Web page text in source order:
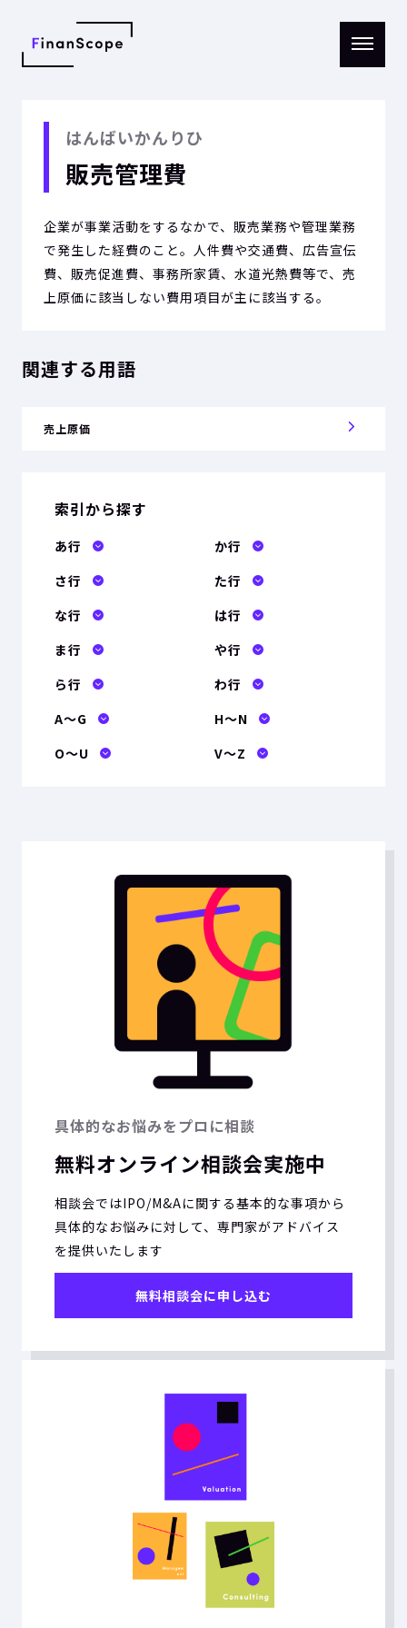
はんばいかんりひ
販売管理費
企業が事業活動をするなかで、販売業務や管理業務
で発生した経費のこと。人件費や交通費、広告宣伝
費、販売促進費、事務所家賃、水道光熱費等で、売
上原価に該当しない費用項目が主に該当する。
関連する用語
売上原価
索引から探す
あ行
か行
さ行
た行
な行
は行
ま行
や行
ら行
わ行
A〜G
H〜N
O〜U
V〜Z
具体的なお悩みをプロに相談
無料オンライン相談会実施中
相談会ではIPO/M&Aに関する基本的な事項から
具体的なお悩みに対して、専門家がアドバイス
を提供いたします
無料相談会に申し込む